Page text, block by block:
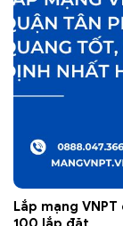
Lắp mạng